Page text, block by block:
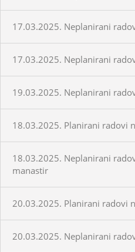
17.03.2025. Neplanirani
17.03.2025. Neplanirani
19.03.2025. Neplanirani
18.03.2025. Planirani radovi
18.03.2025. Neplanirani
manastir
20.03.2025. Planirani radovi
20.03.2025. Neplanirani